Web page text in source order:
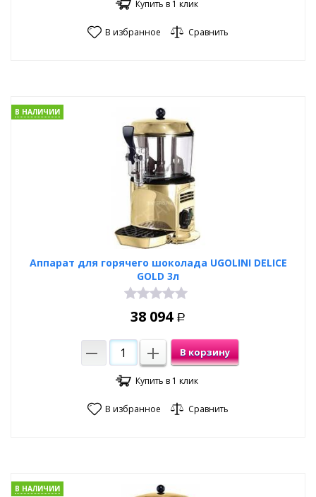
Купить в 1 клик
В избранное Сравнить
Аппарат для горячего шоколада UGOLINI DELICE
GOLD 3л
В НАЛИЧИИ
38 094 Р
В корзину
Купить в 1 клик
В избранное Сравнить
В НАЛИЧИИ